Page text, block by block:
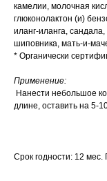
камелии, молочная
глюконолактон (и)
иланг-иланга,
шиповника, мать-и-
* Органически
Применение:
Нанести небольшое
длине, оставить на 5-
Срок годности: 12